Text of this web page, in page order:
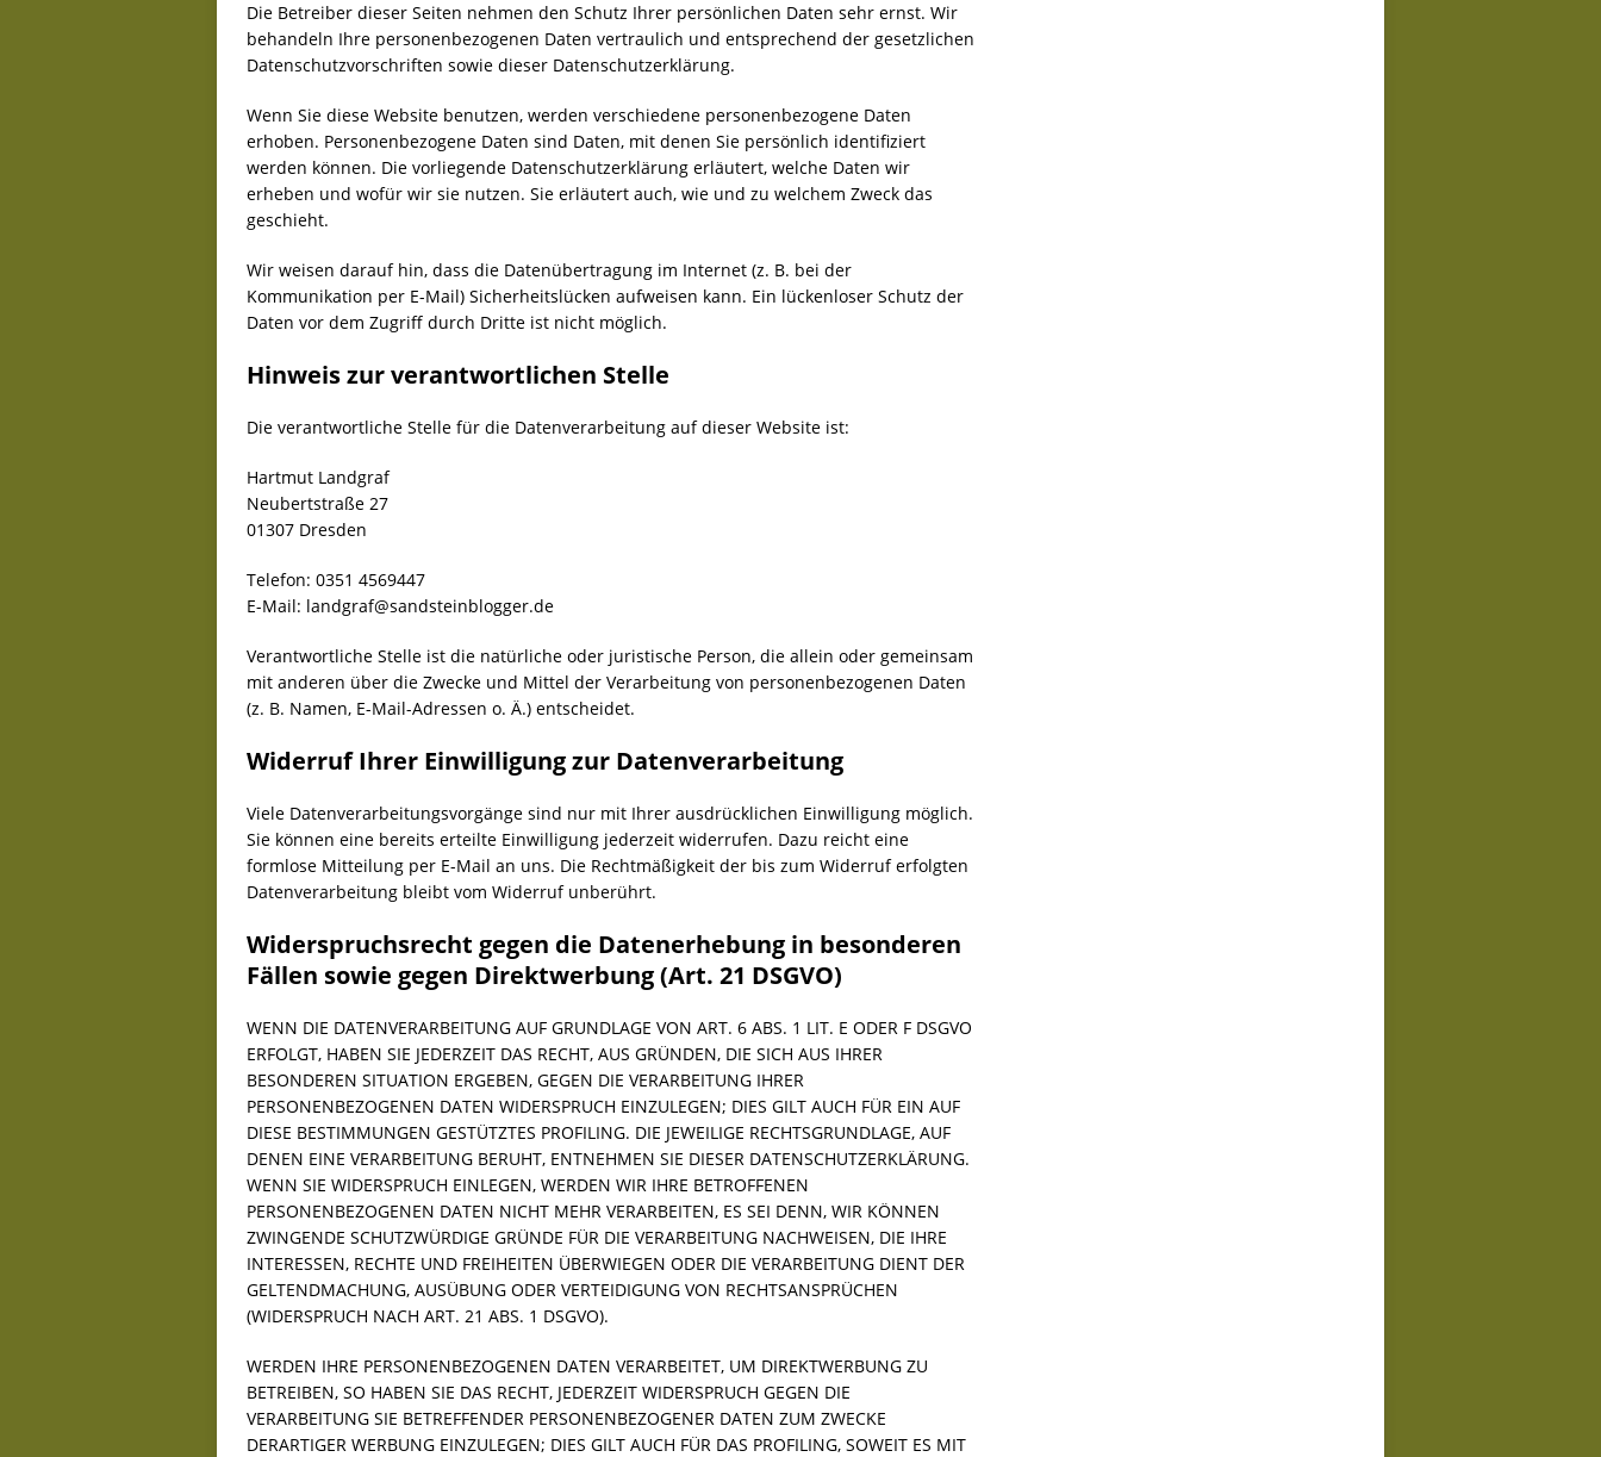
Die Betreiber dieser Seiten nehmen den Schutz Ihrer persönlichen Daten sehr ernst. Wir
behandeln Ihre personenbezogenen Daten vertraulich und entsprechend der gesetzlichen
Datenschutzvorschriften sowie dieser Datenschutzerklärung.
Wenn Sie diese Website benutzen, werden verschiedene personenbezogene Daten
erhoben. Personenbezogene Daten sind Daten, mit denen Sie persönlich identifiziert
werden können. Die vorliegende Datenschutzerklärung erläutert, welche Daten wir
erheben und wofür wir sie nutzen. Sie erläutert auch, wie und zu welchem Zweck das
geschieht.
Wir weisen darauf hin, dass die Datenübertragung im Internet (z. B. bei der
Kommunikation per E-Mail) Sicherheitslücken aufweisen kann. Ein lückenloser Schutz der
Daten vor dem Zugriff durch Dritte ist nicht möglich.
Hinweis zur verantwortlichen Stelle
Die verantwortliche Stelle für die Datenverarbeitung auf dieser Website ist:
Hartmut Landgraf
Neubertstraße 27
01307 Dresden
Telefon: 0351 4569447
E-Mail: landgraf@sandsteinblogger.de
Verantwortliche Stelle ist die natürliche oder juristische Person, die allein oder gemeinsam
mit anderen über die Zwecke und Mittel der Verarbeitung von personenbezogenen Daten
(z. B. Namen, E-Mail-Adressen o. Ä.) entscheidet.
Widerruf Ihrer Einwilligung zur Datenverarbeitung
Viele Datenverarbeitungsvorgänge sind nur mit Ihrer ausdrücklichen Einwilligung möglich.
Sie können eine bereits erteilte Einwilligung jederzeit widerrufen. Dazu reicht eine
formlose Mitteilung per E-Mail an uns. Die Rechtmäßigkeit der bis zum Widerruf erfolgten
Datenverarbeitung bleibt vom Widerruf unberührt.
Widerspruchsrecht gegen die Datenerhebung in besonderen
Fällen sowie gegen Direktwerbung (Art. 21 DSGVO)
WENN DIE DATENVERARBEITUNG AUF GRUNDLAGE VON ART. 6 ABS. 1 LIT. E ODER F DSGVO
ERFOLGT, HABEN SIE JEDERZEIT DAS RECHT, AUS GRÜNDEN, DIE SICH AUS IHRER
BESONDEREN SITUATION ERGEBEN, GEGEN DIE VERARBEITUNG IHRER
PERSONENBEZOGENEN DATEN WIDERSPRUCH EINZULEGEN; DIES GILT AUCH FÜR EIN AUF
DIESE BESTIMMUNGEN GESTÜTZTES PROFILING. DIE JEWEILIGE RECHTSGRUNDLAGE, AUF
DENEN EINE VERARBEITUNG BERUHT, ENTNEHMEN SIE DIESER DATENSCHUTZERKLÄRUNG.
WENN SIE WIDERSPRUCH EINLEGEN, WERDEN WIR IHRE BETROFFENEN
PERSONENBEZOGENEN DATEN NICHT MEHR VERARBEITEN, ES SEI DENN, WIR KÖNNEN
ZWINGENDE SCHUTZWÜRDIGE GRÜNDE FÜR DIE VERARBEITUNG NACHWEISEN, DIE IHRE
INTERESSEN, RECHTE UND FREIHEITEN ÜBERWIEGEN ODER DIE VERARBEITUNG DIENT DER
GELTENDMACHUNG, AUSÜBUNG ODER VERTEIDIGUNG VON RECHTSANSPRÜCHEN
(WIDERSPRUCH NACH ART. 21 ABS. 1 DSGVO).
WERDEN IHRE PERSONENBEZOGENEN DATEN VERARBEITET, UM DIREKTWERBUNG ZU
BETREIBEN, SO HABEN SIE DAS RECHT, JEDERZEIT WIDERSPRUCH GEGEN DIE
VERARBEITUNG SIE BETREFFENDER PERSONENBEZOGENER DATEN ZUM ZWECKE
DERARTIGER WERBUNG EINZULEGEN; DIES GILT AUCH FÜR DAS PROFILING, SOWEIT ES MIT